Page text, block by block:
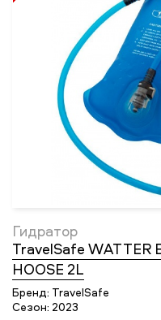
Гидратор
TravelSafe WATTER
HOOSE 2L
Бренд: TravelSafe
Сезон: 2023